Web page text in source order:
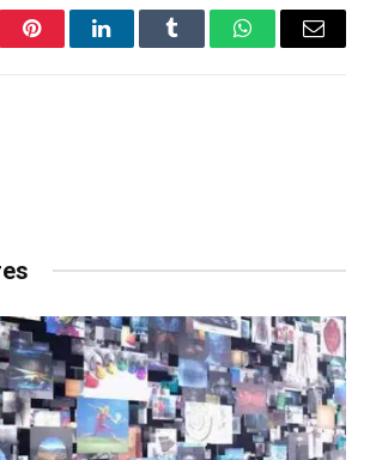
PinterestLinkedInTumblr WhatsAppEmail